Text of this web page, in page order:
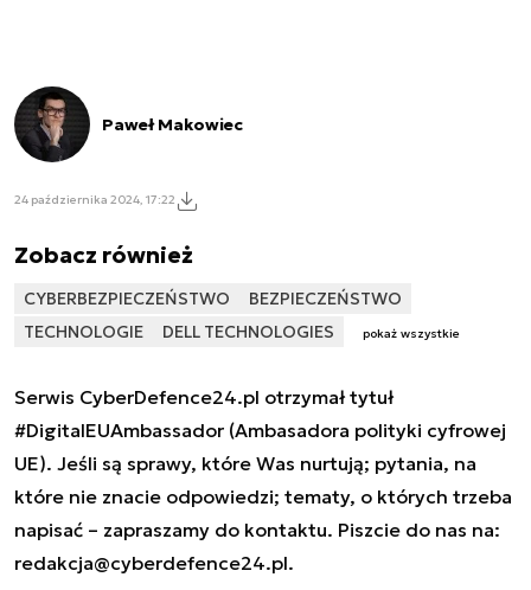
Paweł Makowiec
24 października 2024, 17:22
Zobacz również
CYBERBEZPIECZEŃSTWO
BEZPIECZEŃSTWO
TECHNOLOGIE
DELL TECHNOLOGIES pokaż wszystkie
Serwis CyberDefence24.pl otrzymał tytuł
#DigitalEUAmbassador (Ambasadora polityki cyfrowej
UE). Jeśli są sprawy, które Was nurtują; pytania, na
które nie znacie odpowiedzi; tematy, o których trzeba
napisać – zapraszamy do kontaktu. Piszcie do nas na:
redakcja@cyberdefence24.pl.